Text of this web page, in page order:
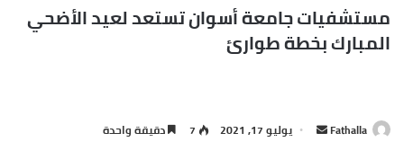
مستشفيات جامعة أسوان تستعد لعيد الأضحي
المبارك بخطة طوارئ
Fathalla
أرسل يوليو 17, 2021 7 دقيقة واحدة